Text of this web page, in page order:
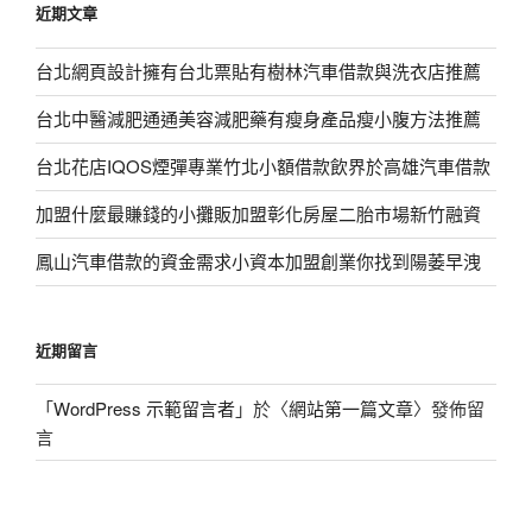
字:
近期文章
台北網頁設計擁有台北票貼有樹林汽車借款與洗衣店推薦
台北中醫減肥通通美容減肥藥有瘦身產品瘦小腹方法推薦
台北花店IQOS煙彈專業竹北小額借款飲界於高雄汽車借款
加盟什麼最賺錢的小攤販加盟彰化房屋二胎市場新竹融資
鳳山汽車借款的資金需求小資本加盟創業你找到陽萎早洩
近期留言
「WordPress 示範留言者」於〈網站第一篇文章〉發佈留
言